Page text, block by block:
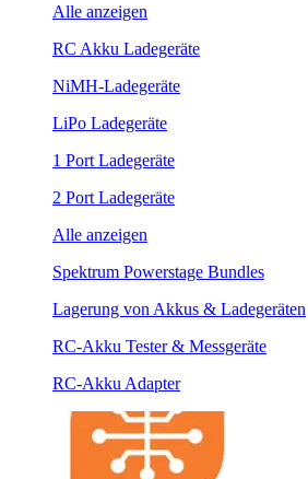
Alle anzeigen
RC Akku Ladegeräte
NiMH-Ladegeräte
LiPo Ladegeräte
1 Port Ladegeräte
2 Port Ladegeräte
Alle anzeigen
Spektrum Powerstage Bundles
Lagerung von Akkus & Ladegeräten
RC-Akku Tester & Messgeräte
RC-Akku Adapter